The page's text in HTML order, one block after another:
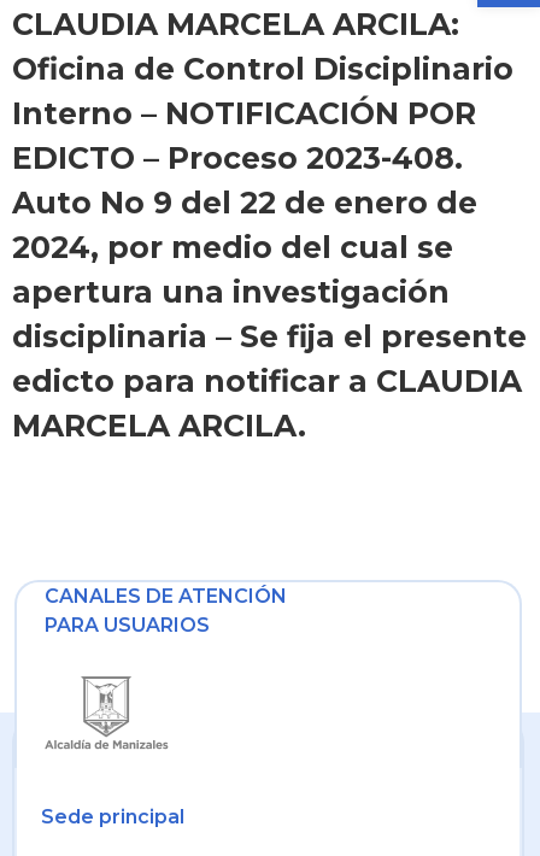
CLAUDIA MARCELA ARCILA:
Oficina de Control Disciplinario
Interno – NOTIFICACIÓN POR
EDICTO – Proceso 2023-408.
Auto No 9 del 22 de enero de
2024, por medio del cual se
apertura una investigación
disciplinaria – Se fija el presente
edicto para notificar a CLAUDIA
MARCELA ARCILA.
CANALES DE ATENCIÓN
PARA USUARIOS
Sede principal